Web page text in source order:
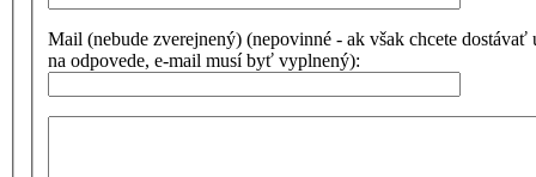
Mail (nebude zverejnený) (nepovinné - ak však chcete dostávať
na odpovede, e-mail musí byť vyplnený):